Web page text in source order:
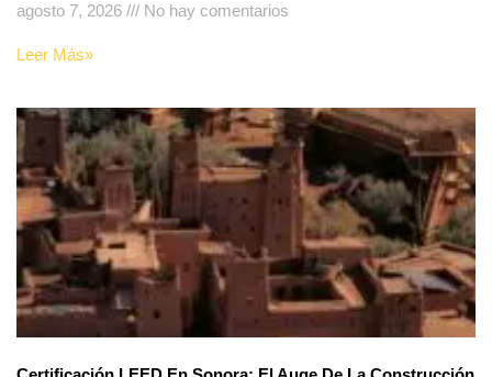
agosto 7, 2026
No hay comentarios
Leer Más»